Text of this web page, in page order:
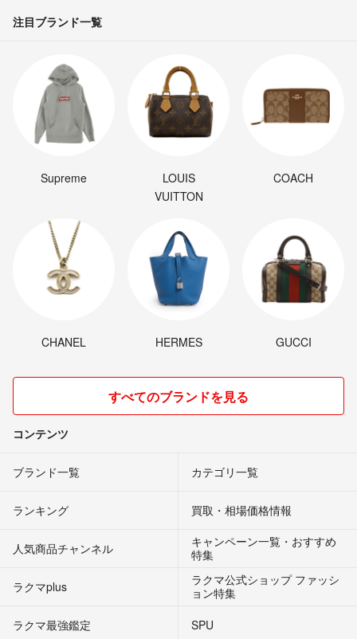
注目ブランド一覧
Supreme
LOUIS
VUITTON
COACH
CHANEL HERMES GUCCI
すべてのブランドを見る
コンテンツ
ブランド一覧 カテゴリ一覧
ランキング 買取・相場価格情報
人気商品チャンネル
キャンペーン一覧・おすすめ
特集
ラクマplus
ラクマ公式ショップ ファッシ
ョン特集
ラクマ最強鑑定
SPU